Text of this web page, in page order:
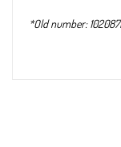
*Old number: